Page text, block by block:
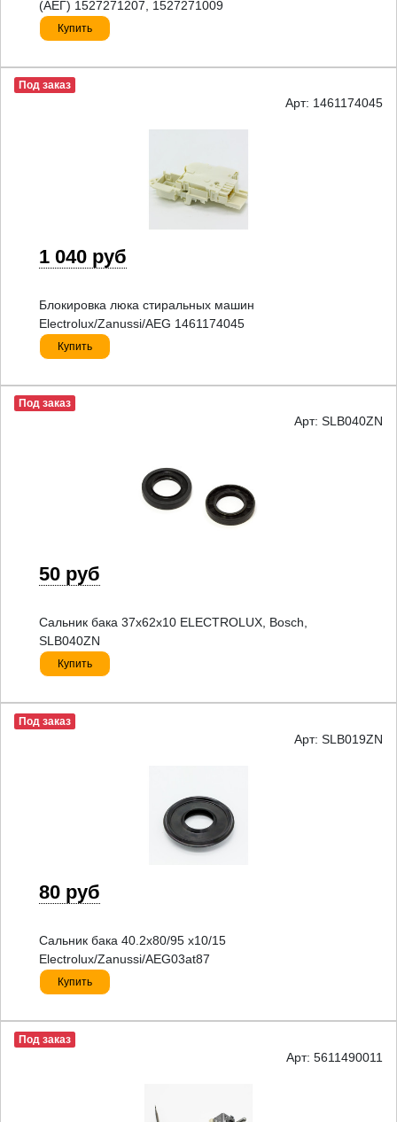
(АЕГ) 1527271207, 1527271009
Купить
Под заказ
Арт: 1461174045
1 040 руб
Блокировка люка стиральных машин
Electrolux/Zanussi/AEG 1461174045
Купить
Под заказ
Арт: SLB040ZN
50 руб
Сальник бака 37x62x10 ELECTROLUX, Bosch,
SLB040ZN
Купить
Под заказ
Арт: SLB019ZN
80 руб
Сальник бака 40.2x80/95 x10/15
Electrolux/Zanussi/AEG03at87
Купить
Под заказ
Арт: 5611490011